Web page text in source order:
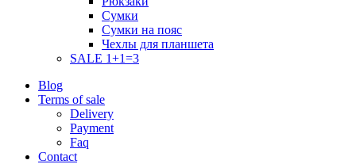
Сумки
Сумки на пояс
Чехлы для планшета
SALE 1+1=3
Blog
Terms of sale
Delivery
Payment
Faq
Contact